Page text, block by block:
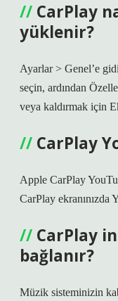
CarPlay
yüklenir?
Ayarlar > Genel’e
seçin, ardından
veya kaldırmak için
CarPlay
Apple CarPlay
CarPlay ekranınızda
CarPlay
bağlanır?
Müzik sisteminizin